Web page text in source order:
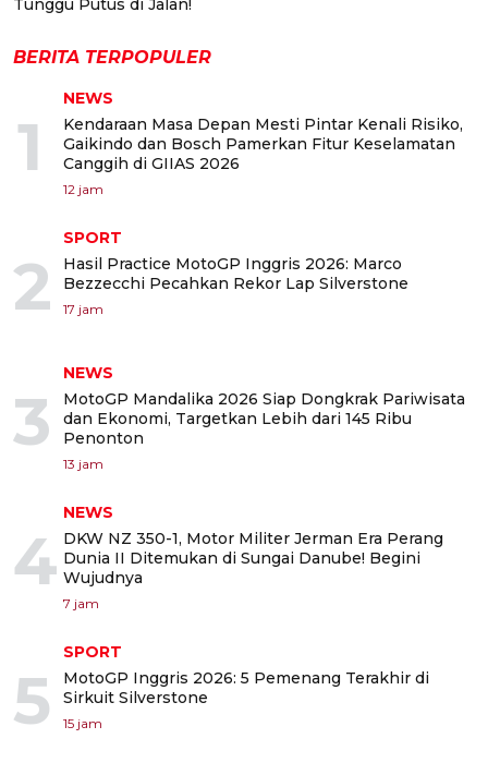
Tunggu Putus di Jalan!
BERITA TERPOPULER
1
NEWS
Kendaraan Masa Depan Mesti Pintar Kenali Risiko,
Gaikindo dan Bosch Pamerkan Fitur Keselamatan
Canggih di GIIAS 2026
12 jam
2
SPORT
Hasil Practice MotoGP Inggris 2026: Marco
Bezzecchi Pecahkan Rekor Lap Silverstone
17 jam
3
NEWS
MotoGP Mandalika 2026 Siap Dongkrak Pariwisata
dan Ekonomi, Targetkan Lebih dari 145 Ribu
Penonton
13 jam
4
NEWS
DKW NZ 350-1, Motor Militer Jerman Era Perang
Dunia II Ditemukan di Sungai Danube! Begini
Wujudnya
7 jam
5
SPORT
MotoGP Inggris 2026: 5 Pemenang Terakhir di
Sirkuit Silverstone
15 jam